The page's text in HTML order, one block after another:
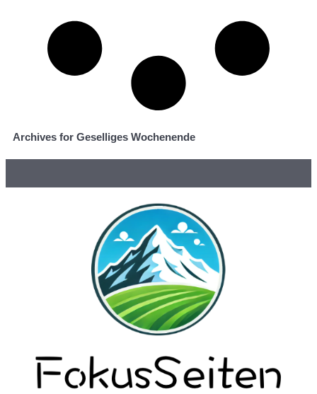
Archives for Geselliges Wochenende